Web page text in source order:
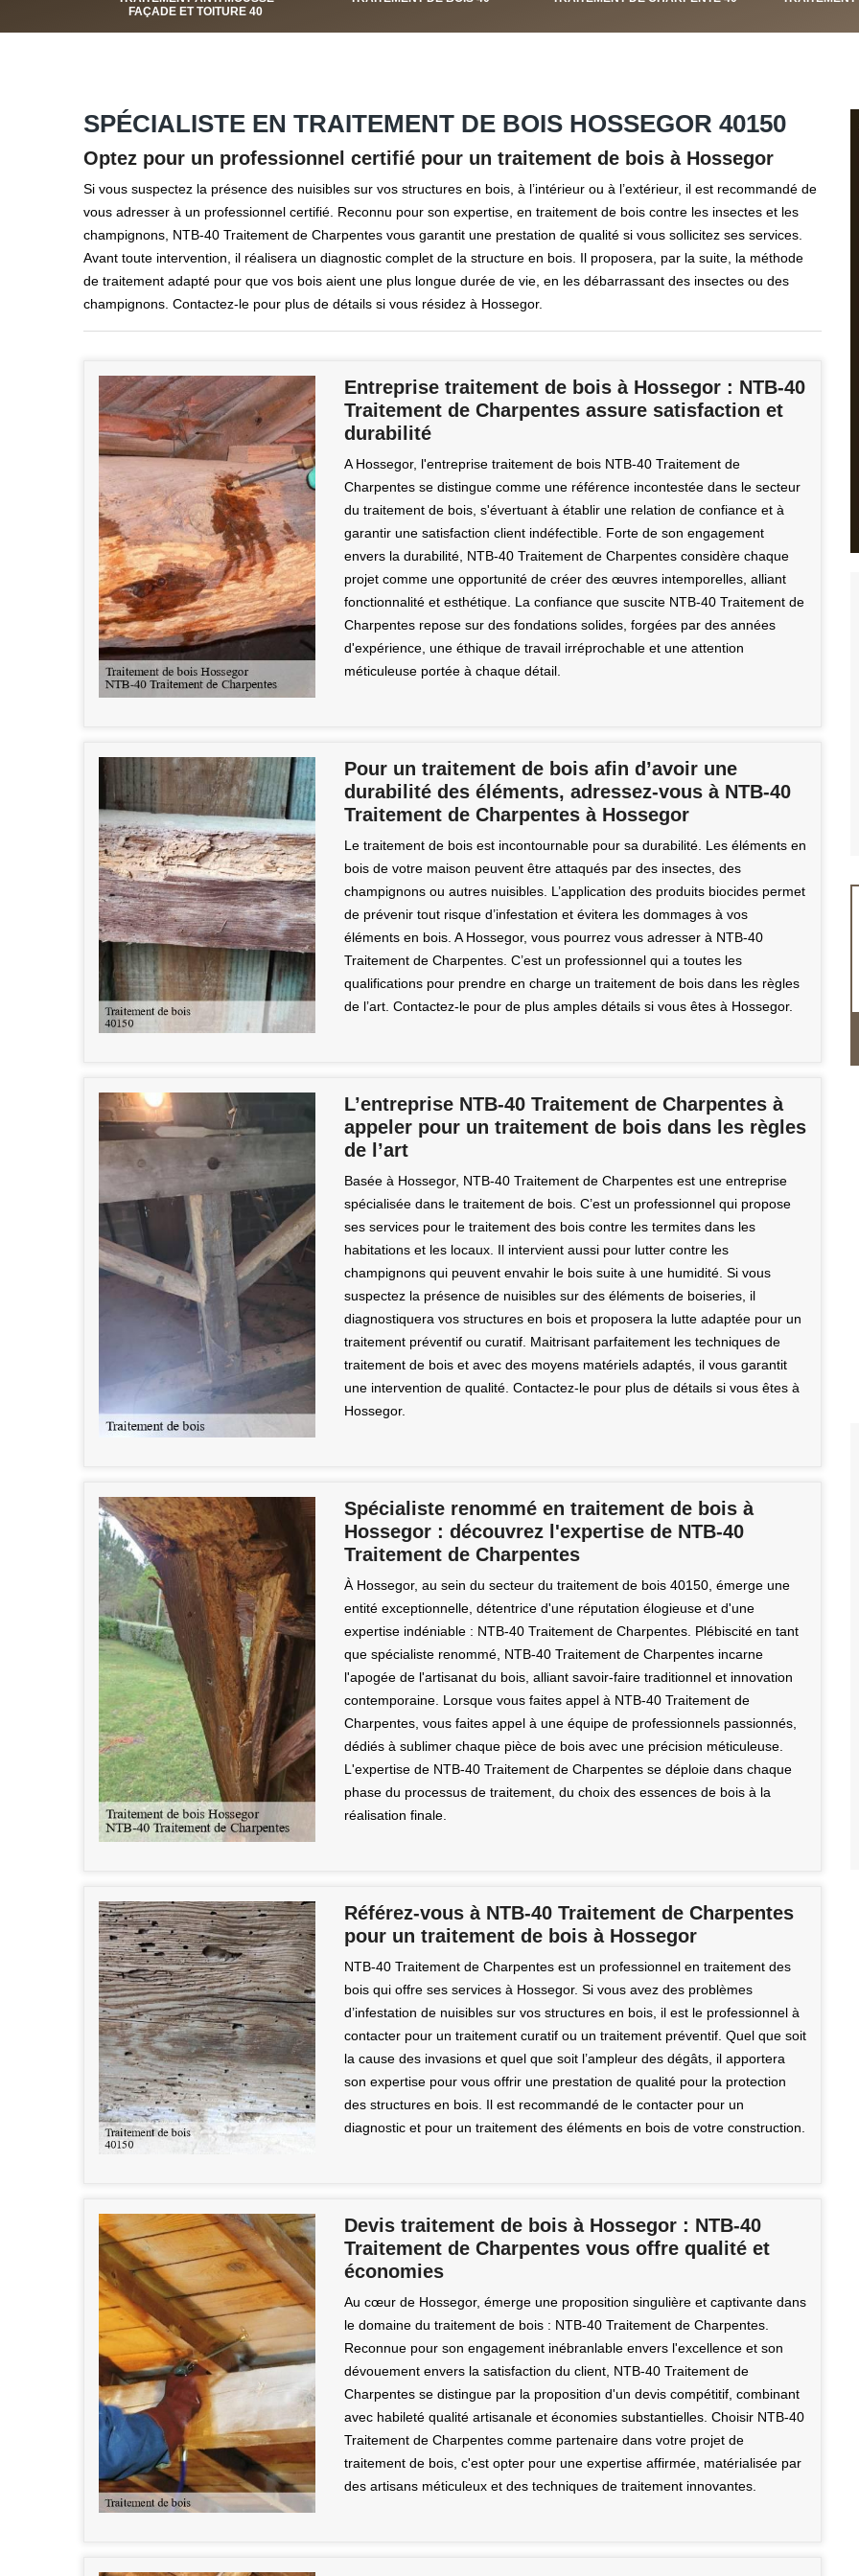
FAÇADE ET TOITURE 40
SPÉCIALISTE EN TRAITEMENT DE BOIS HOSSEGOR 40150
Optez pour un professionnel certifié pour un traitement de bois à Hossegor
Si vous suspectez la présence des nuisibles sur vos structures en bois, à l’intérieur ou à l’extérieur, il est recommandé de
vous adresser à un professionnel certifié. Reconnu pour son expertise, en traitement de bois contre les insectes et les
champignons, NTB-40 Traitement de Charpentes vous garantit une prestation de qualité si vous sollicitez ses services.
Avant toute intervention, il réalisera un diagnostic complet de la structure en bois. Il proposera, par la suite, la méthode
de traitement adapté pour que vos bois aient une plus longue durée de vie, en les débarrassant des insectes ou des
champignons. Contactez-le pour plus de détails si vous résidez à Hossegor.
Entreprise traitement de bois à Hossegor : NTB-40
Traitement de Charpentes assure satisfaction et
durabilité
A Hossegor, l'entreprise traitement de bois NTB-40 Traitement de
Charpentes se distingue comme une référence incontestée dans le secteur
du traitement de bois, s'évertuant à établir une relation de confiance et à
garantir une satisfaction client indéfectible. Forte de son engagement
envers la durabilité, NTB-40 Traitement de Charpentes considère chaque
projet comme une opportunité de créer des œuvres intemporelles, alliant
fonctionnalité et esthétique. La confiance que suscite NTB-40 Traitement de
Charpentes repose sur des fondations solides, forgées par des années
d'expérience, une éthique de travail irréprochable et une attention
méticuleuse portée à chaque détail.
Pour un traitement de bois afin d’avoir une
durabilité des éléments, adressez-vous à NTB-40
Traitement de Charpentes à Hossegor
Le traitement de bois est incontournable pour sa durabilité. Les éléments en
bois de votre maison peuvent être attaqués par des insectes, des
champignons ou autres nuisibles. L’application des produits biocides permet
de prévenir tout risque d’infestation et évitera les dommages à vos
éléments en bois. A Hossegor, vous pourrez vous adresser à NTB-40
Traitement de Charpentes. C’est un professionnel qui a toutes les
qualifications pour prendre en charge un traitement de bois dans les règles
de l’art. Contactez-le pour de plus amples détails si vous êtes à Hossegor.
L’entreprise NTB-40 Traitement de Charpentes à
appeler pour un traitement de bois dans les règles
de l’art
Basée à Hossegor, NTB-40 Traitement de Charpentes est une entreprise
spécialisée dans le traitement de bois. C’est un professionnel qui propose
ses services pour le traitement des bois contre les termites dans les
habitations et les locaux. Il intervient aussi pour lutter contre les
champignons qui peuvent envahir le bois suite à une humidité. Si vous
suspectez la présence de nuisibles sur des éléments de boiseries, il
diagnostiquera vos structures en bois et proposera la lutte adaptée pour un
traitement préventif ou curatif. Maitrisant parfaitement les techniques de
traitement de bois et avec des moyens matériels adaptés, il vous garantit
une intervention de qualité. Contactez-le pour plus de détails si vous êtes à
Hossegor.
Spécialiste renommé en traitement de bois à
Hossegor : découvrez l'expertise de NTB-40
Traitement de Charpentes
À Hossegor, au sein du secteur du traitement de bois 40150, émerge une
entité exceptionnelle, détentrice d'une réputation élogieuse et d'une
expertise indéniable : NTB-40 Traitement de Charpentes. Plébiscité en tant
que spécialiste renommé, NTB-40 Traitement de Charpentes incarne
l'apogée de l'artisanat du bois, alliant savoir-faire traditionnel et innovation
contemporaine. Lorsque vous faites appel à NTB-40 Traitement de
Charpentes, vous faites appel à une équipe de professionnels passionnés,
dédiés à sublimer chaque pièce de bois avec une précision méticuleuse.
L'expertise de NTB-40 Traitement de Charpentes se déploie dans chaque
phase du processus de traitement, du choix des essences de bois à la
réalisation finale.
Référez-vous à NTB-40 Traitement de Charpentes
pour un traitement de bois à Hossegor
NTB-40 Traitement de Charpentes est un professionnel en traitement des
bois qui offre ses services à Hossegor. Si vous avez des problèmes
d’infestation de nuisibles sur vos structures en bois, il est le professionnel à
contacter pour un traitement curatif ou un traitement préventif. Quel que soit
la cause des invasions et quel que soit l’ampleur des dégâts, il apportera
son expertise pour vous offrir une prestation de qualité pour la protection
des structures en bois. Il est recommandé de le contacter pour un
diagnostic et pour un traitement des éléments en bois de votre construction.
Devis traitement de bois à Hossegor : NTB-40
Traitement de Charpentes vous offre qualité et
économies
Au cœur de Hossegor, émerge une proposition singulière et captivante dans
le domaine du traitement de bois : NTB-40 Traitement de Charpentes.
Reconnue pour son engagement inébranlable envers l'excellence et son
dévouement envers la satisfaction du client, NTB-40 Traitement de
Charpentes se distingue par la proposition d'un devis compétitif, combinant
avec habileté qualité artisanale et économies substantielles. Choisir NTB-40
Traitement de Charpentes comme partenaire dans votre projet de
traitement de bois, c'est opter pour une expertise affirmée, matérialisée par
des artisans méticuleux et des techniques de traitement innovantes.